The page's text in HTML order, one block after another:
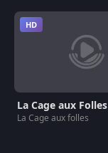
HD
La Cage aux Folles
La Cage aux folles